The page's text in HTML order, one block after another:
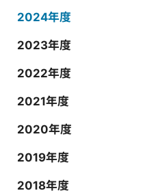
2024年度
2023年度
2022年度
2021年度
2020年度
2019年度
2018年度